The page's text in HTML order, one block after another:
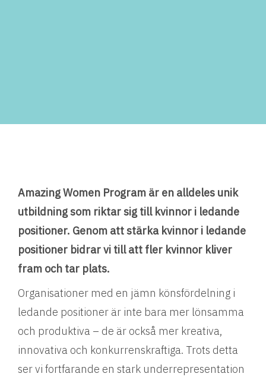
Amazing Women Program är en alldeles unik
utbildning som riktar sig till kvinnor i ledande
positioner. Genom att stärka kvinnor i ledande
positioner bidrar vi till att fler kvinnor kliver
fram och tar plats.
Organisationer med en jämn könsfördelning i
ledande positioner är inte bara mer lönsamma
och produktiva – de är också mer kreativa,
innovativa och konkurrenskraftiga. Trots detta
ser vi fortfarande en stark underrepresentation